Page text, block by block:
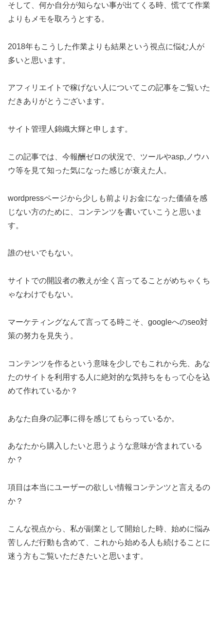
そして、何か自分が知らない事が出てくる時、慌てて作業
よりもメモを取ろうとする。
2018年もこうした作業よりも結果という視点に悩む人が
多いと思います。
アフィリエイトで稼げない人についてこの記事をご覧いた
だきありがとうございます。
サイト管理人錦織大輝と申します。
この記事では、今報酬ゼロの状況で、ツールやasp,ノウハ
ウ等を見て知った気になった感じが衰えた人。
wordpressページから少しも前よりお金になった価値を感
じない方のために、コンテンツを書いていこうと思いま
す。
誰のせいでもない。
サイトでの開設者の教えが全く言ってることがめちゃくち
ゃなわけでもない。
マーケティングなんて言ってる時こそ、googleへのseo対
策の努力を見失う。
コンテンツを作るという意味を少しでもこれから先、あな
たのサイトを利用する人に絶対的な気持ちをもって心を込
めて作れているか？
あなた自身の記事に得を感じてもらっているか。
あなたから購入したいと思うような意味が含まれている
か？
項目は本当にユーザーの欲しい情報コンテンツと言えるの
か？
こんな視点から、私が副業として開始した時、始めに悩み
苦しんだ行動も含めて、これから始める人も続けることに
迷う方もご覧いただきたいと思います。